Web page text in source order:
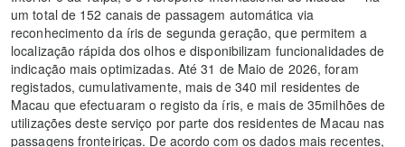
um total de 152 canais de passagem automática via
reconhecimento da íris de segunda geração, que permitem a
localização rápida dos olhos e disponibilizam funcionalidades de
indicação mais optimizadas. Até 31 de Maio de 2026, foram
registados, cumulativamente, mais de 340 mil residentes de
Macau que efectuaram o registo da íris, e mais de 35milhões de
utilizações deste serviço por parte dos residentes de Macau nas
passagens fronteiriças. De acordo com os dados mais recentes,